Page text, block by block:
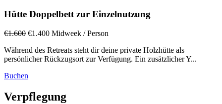
Hütte Doppelbett zur Einzelnutzung
€1.600 €1.400 Midweek / Person
Während des Retreats steht dir deine private Holzhütte als
persönlicher Rückzugsort zur Verfügung. Ein zusätzlicher Y...
Buchen
Verpflegung